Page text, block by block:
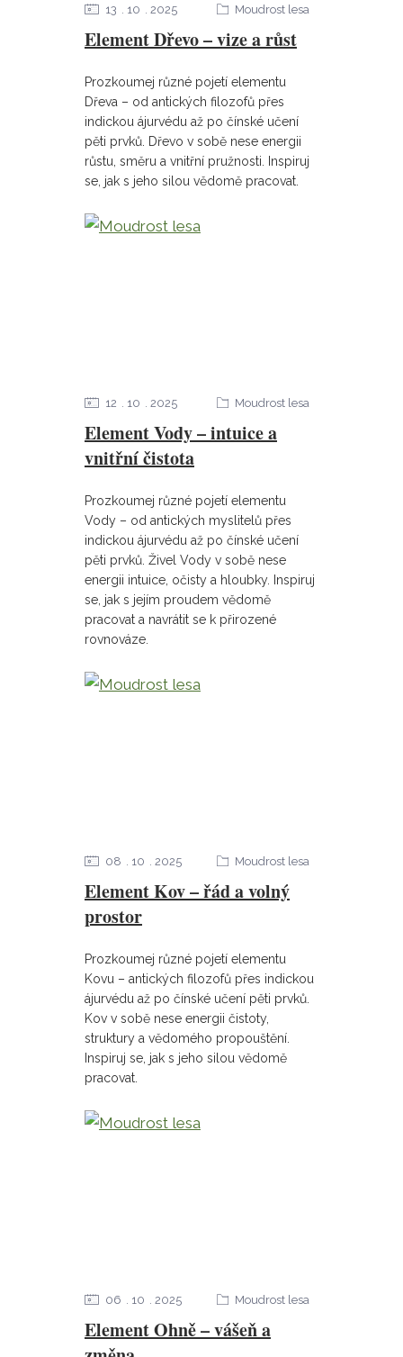
Element Dřevo – vize a růst
13 10 2025 Moudrost lesa
Prozkoumej různé pojetí elementu
Dřeva – od antických filozofů přes
indickou ájurvédu až po čínské učení
pěti prvků. Dřevo v sobě nese energii
růstu, směru a vnitřní pružnosti. Inspiruj
se, jak s jeho silou vědomě pracovat.
Element Vody – intuice a
vnitřní čistota
12 10 2025 Moudrost lesa
Prozkoumej různé pojetí elementu
Vody – od antických myslitelů přes
indickou ájurvédu až po čínské učení
pěti prvků. Živel Vody v sobě nese
energii intuice, očisty a hloubky. Inspiruj
se, jak s jejím proudem vědomě
pracovat a navrátit se k přirozené
rovnováze.
Element Kov – řád a volný
prostor
08 10 2025 Moudrost lesa
Prozkoumej různé pojetí elementu
Kovu – antických filozofů přes indickou
ájurvédu až po čínské učení pěti prvků.
Kov v sobě nese energii čistoty,
struktury a vědomého propouštění.
Inspiruj se, jak s jeho silou vědomě
pracovat.
Element Ohně – vášeň a
06 10 2025 Moudrost lesa